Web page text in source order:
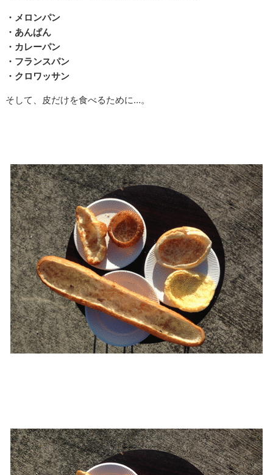
・メロンパン
・あんぱん
・カレーパン
・フランスパン
・クロワッサン
そして、皮だけを食べるために…。